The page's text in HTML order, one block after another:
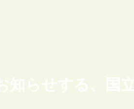
知らせする、国